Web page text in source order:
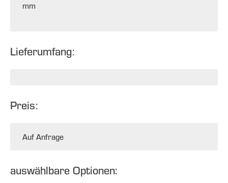
mm
Lieferumfang:
Preis:
Auf Anfrage
auswählbare Optionen: